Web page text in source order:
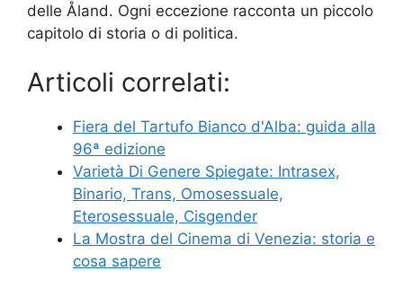
delle Åland. Ogni eccezione racconta un piccolo
capitolo di storia o di politica.
Articoli correlati:
Fiera del Tartufo Bianco d'Alba: guida alla
96ª edizione
Varietà Di Genere Spiegate: Intrasex,
Binario, Trans, Omosessuale,
Eterosessuale, Cisgender
La Mostra del Cinema di Venezia: storia e
cosa sapere